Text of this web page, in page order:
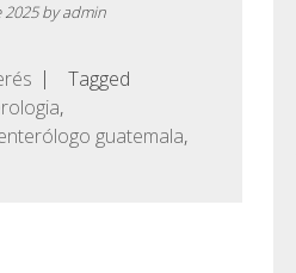
2025byadmin
Tagged
,
guatemala,